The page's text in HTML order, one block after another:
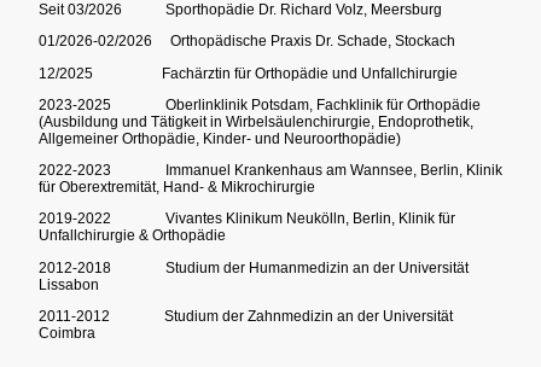
Seit 03/2026 Sporthopädie Dr. Richard Volz, Meersburg
01/2026-02/2026 Orthopädische Praxis Dr. Schade, Stockach
12/2025 Fachärztin für Orthopädie und Unfallchirurgie
2023-2025 Oberlinklinik Potsdam, Fachklinik für Orthopädie
(Ausbildung und Tätigkeit in Wirbelsäulenchirurgie, Endoprothetik,
Allgemeiner Orthopädie, Kinder- und Neuroorthopädie)
2022-2023 Immanuel Krankenhaus am Wannsee, Berlin, Klinik
für Oberextremität, Hand- & Mikrochirurgie
2019-2022 Vivantes Klinikum Neukölln, Berlin, Klinik für
Unfallchirurgie & Orthopädie
2012-2018 Studium der Humanmedizin an der Universität
Lissabon
2011-2012 Studium der Zahnmedizin an der Universität
Coimbra